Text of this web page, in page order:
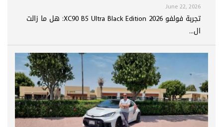
June 22, 2026
تجربة فولفو XC90 B5 Ultra Black Edition 2026: هل ما زالت
ال...